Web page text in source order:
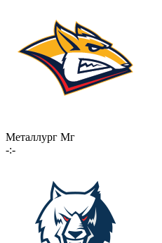
Металлург Мг
-:-